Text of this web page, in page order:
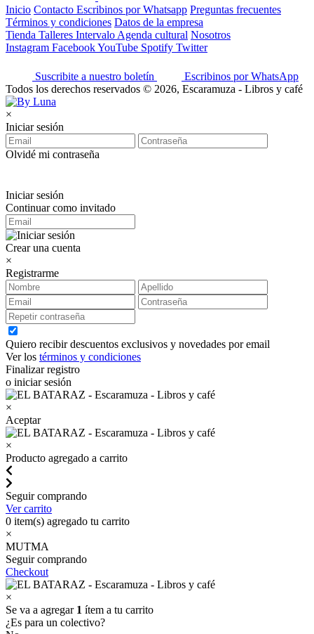
Inicio Contacto Escribinos por Whatsapp Preguntas frecuentes
Términos y condiciones Datos de la empresa
Tienda Talleres Intervalo Agenda cultural Nosotros
Instagram FacebookYouTube Spotify Twitter
Suscribite a nuestro boletín
Escribinos por WhatsApp
Todos los derechos reservados © 2026, Escaramuza - Libros y café
×
Iniciar sesión
Olvidé mi contraseña
Iniciar sesión
Continuar como invitado
Crear una cuenta
×
Registrarme
Quiero recibir descuentos exclusivos y novedades por email
Ver los términos y condiciones
Finalizar registro
o iniciar sesión
×
Aceptar
×
Producto agregado a carrito
Seguir comprando
Ver carrito
0 item(s) agregado tu carrito
×
MUTMA
Seguir comprando
Checkout
×
Se va a agregar 1 ítem a tu carrito
¿Es para un colectivo?